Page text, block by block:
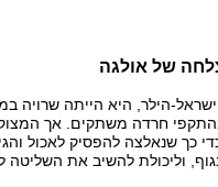
של אולגה
שלומי ישראל-הילר, היא הייתה
חרדה משתקים. אך
כך שנאלצה להפסיק לאכול
וליכולת להשיב את השליטה